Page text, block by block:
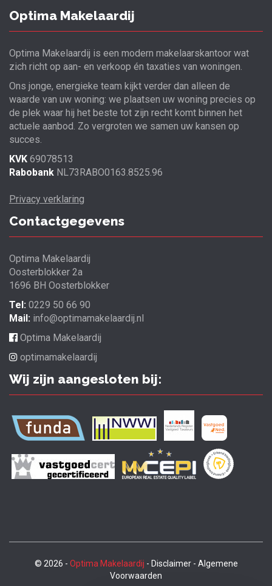
Optima Makelaardij
Optima Makelaardij is een modern makelaarskantoor wat
zich richt op aan- en verkoop én taxaties van woningen.
Ons jonge, energieke team kijkt verder dan alleen de
waarde van uw woning: we plaatsen uw woning precies op
de plek waar hij het beste tot zijn recht komt binnen het
actuele aanbod. Zo vergroten we samen uw kansen op
succes.
KVK 69078513
Rabobank NL73RABO0163.8525.96
Privacy verklaring
Contactgegevens
Optima Makelaardij
Oosterblokker 2a
1696 BH Oosterblokker
Tel: 0229 50 66 90
Mail: info@optimamakelaardij.nl
Optima Makelaardij
optimamakelaardij
Wij zijn aangesloten bij:
© 2026 - Optima Makelaardij - Disclaimer - Algemene
Voorwaarden